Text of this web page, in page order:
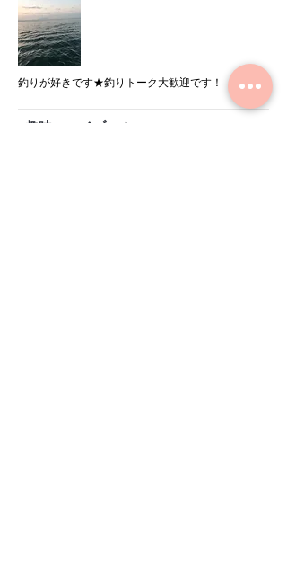
釣りが好きです★釣りトーク大歓迎です！
趣味・マイブーム